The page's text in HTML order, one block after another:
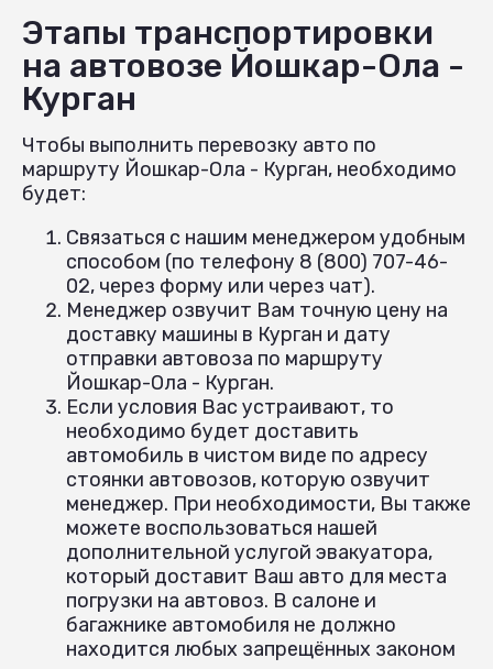
Этапы транспортировки
на автовозе Йошкар-Ола -
Курган
Чтобы выполнить перевозку авто по
маршруту Йошкар-Ола - Курган, необходимо
будет:
Связаться с нашим менеджером удобным
способом (по телефону 8 (800) 707-46-
02, через форму или через чат).
Менеджер озвучит Вам точную цену на
доставку машины в Курган и дату
отправки автовоза по маршруту
Йошкар-Ола - Курган.
Если условия Вас устраивают, то
необходимо будет доставить
автомобиль в чистом виде по адресу
стоянки автовозов, которую озвучит
менеджер. При необходимости, Вы также
можете воспользоваться нашей
дополнительной услугой эвакуатора,
который доставит Ваш авто для места
погрузки на автовоз. В салоне и
багажнике автомобиля не должно
находится любых запрещённых законом